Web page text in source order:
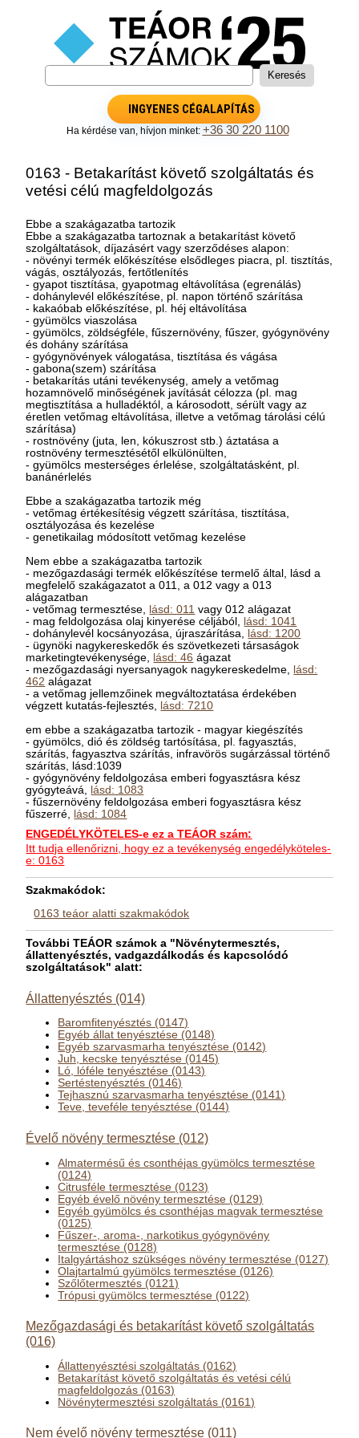
INGYENES CÉGALAPÍTÁS
Ha kérdése van, hívjon minket: +36 30 220 1100
0163 - Betakarítást követő szolgáltatás és
vetési célú magfeldolgozás
Ebbe a szakágazatba tartozik
Ebbe a szakágazatba tartoznak a betakarítást követő
szolgáltatások, díjazásért vagy szerződéses alapon:
- növényi termék előkészítése elsődleges piacra, pl. tisztítás,
vágás, osztályozás, fertőtlenítés
- gyapot tisztítása, gyapotmag eltávolítása (egrenálás)
- dohánylevél előkészítése, pl. napon történő szárítása
- kakaóbab előkészítése, pl. héj eltávolítása
- gyümölcs viaszolása
- gyümölcs, zöldségféle, fűszernövény, fűszer, gyógynövény
és dohány szárítása
- gyógynövények válogatása, tisztítása és vágása
- gabona(szem) szárítása
- betakarítás utáni tevékenység, amely a vetőmag
hozamnövelő minőségének javítását célozza (pl. mag
megtisztítása a hulladéktól, a károsodott, sérült vagy az
éretlen vetőmag eltávolítása, illetve a vetőmag tárolási célú
szárítása)
- rostnövény (juta, len, kókuszrost stb.) áztatása a
rostnövény termesztésétől elkülönülten,
- gyümölcs mesterséges érlelése, szolgáltatásként, pl.
banánérlelés
Ebbe a szakágazatba tartozik még
- vetőmag értékesítésig végzett szárítása, tisztítása,
osztályozása és kezelése
- genetikailag módosított vetőmag kezelése
Nem ebbe a szakágazatba tartozik
- mezőgazdasági termék előkészítése termelő által, lásd a
megfelelő szakágazatot a 011, a 012 vagy a 013
alágazatban
- vetőmag termesztése, lásd: 011 vagy 012 alágazat
- mag feldolgozása olaj kinyerése céljából, lásd: 1041
- dohánylevél kocsányozása, újraszárítása, lásd: 1200
- ügynöki nagykereskedők és szövetkezeti társaságok
marketingtevékenysége, lásd: 46 ágazat
- mezőgazdasági nyersanyagok nagykereskedelme, lásd:
462 alágazat
- a vetőmag jellemzőinek megváltoztatása érdekében
végzett kutatás-fejlesztés, lásd: 7210
em ebbe a szakágazatba tartozik - magyar kiegészítés
- gyümölcs, dió és zöldség tartósítása, pl. fagyasztás,
szárítás, fagyasztva szárítás, infravörös sugárzással történő
szárítás, lásd:1039
- gyógynövény feldolgozása emberi fogyasztásra kész
gyógyteává, lásd: 1083
- fűszernövény feldolgozása emberi fogyasztásra kész
fűszerré, lásd: 1084
ENGEDÉLYKÖTELES-e ez a TEÁOR szám:
Itt tudja ellenőrizni, hogy ez a tevékenység engedélyköteles-
e: 0163
Szakmakódok:
0163 teáor alatti szakmakódok
További TEÁOR számok a "Növénytermesztés,
állattenyésztés, vadgazdálkodás és kapcsolódó
szolgáltatások" alatt:
Állattenyésztés (014)
Baromfitenyésztés (0147)
Egyéb állat tenyésztése (0148)
Egyéb szarvasmarha tenyésztése (0142)
Juh, kecske tenyésztése (0145)
Ló, lóféle tenyésztése (0143)
Sertéstenyésztés (0146)
Tejhasznú szarvasmarha tenyésztése (0141)
Teve, teveféle tenyésztése (0144)
Évelő növény termesztése (012)
Almatermésű és csonthéjas gyümölcs termesztése
(0124)
Citrusféle termesztése (0123)
Egyéb évelő növény termesztése (0129)
Egyéb gyümölcs és csonthéjas magvak termesztése
(0125)
Fűszer-, aroma-, narkotikus gyógynövény
termesztése (0128)
Italgyártáshoz szükséges növény termesztése (0127)
Olajtartalmú gyümölcs termesztése (0126)
Szőlőtermesztés (0121)
Trópusi gyümölcs termesztése (0122)
Mezőgazdasági és betakarítást követő szolgáltatás
(016)
Állattenyésztési szolgáltatás (0162)
Betakarítást követő szolgáltatás és vetési célú
magfeldolgozás (0163)
Növénytermesztési szolgáltatás (0161)
Nem évelő növény termesztése (011)